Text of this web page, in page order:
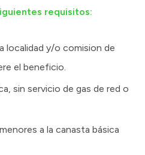
requisitos:
localidad y/o comision de
el beneficio.
sin servicio de gas de red o
a la canasta básica